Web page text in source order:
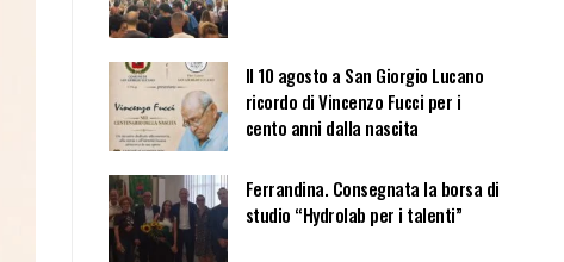
Il 10 agosto a San Giorgio Lucano
ricordo di Vincenzo Fucci per i
cento anni dalla nascita
Ferrandina. Consegnata la borsa di
studio “Hydrolab per i talenti”